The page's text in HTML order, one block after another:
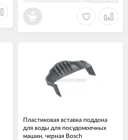
Пластиковая вставка поддона
для воды для посудомоечных
машин, черная Bosch